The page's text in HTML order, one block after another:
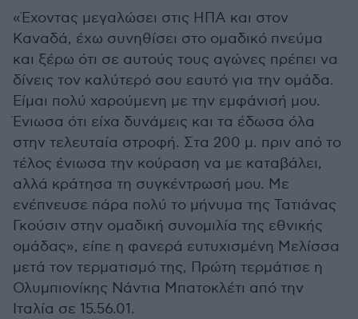
«Έχοντας μεγαλώσει στις ΗΠΑ και στον
Καναδά, έχω συνηθίσει στο ομαδικό πνεύμα
και ξέρω ότι σε αυτούς τους αγώνες πρέπει να
δίνεις τον καλύτερό σου εαυτό για την ομάδα.
Είμαι πολύ χαρούμενη με την εμφάνισή μου.
Ένιωσα ότι είχα δυνάμεις και τα έδωσα όλα
στην τελευταία στροφή. Στα 200 μ. πριν από το
τέλος ένιωσα την κούραση να με καταβάλει,
αλλά κράτησα τη συγκέντρωσή μου. Με
ενέπνευσε πάρα πολύ το μήνυμα της Τατιάνας
Γκούσιν στην ομαδική συνομιλία της εθνικής
ομάδας», είπε η φανερά ευτυχισμένη Μελίσσα
μετά τον τερματισμό της, Πρώτη τερμάτισε η
Ολυμπιονίκης Νάντια Μπατοκλέτι από την
Ιταλία σε 15.56.01.